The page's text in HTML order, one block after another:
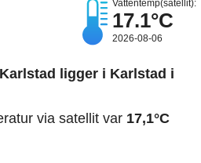
Vattentemp(satellit):
17.1°C
2026-08-06
ligger i Karlstad i
via satellit var 17,1°C